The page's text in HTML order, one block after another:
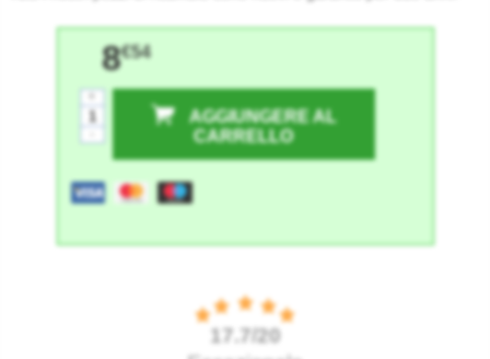
8€54
AGGIUNGERE AL
CARRELLO
+